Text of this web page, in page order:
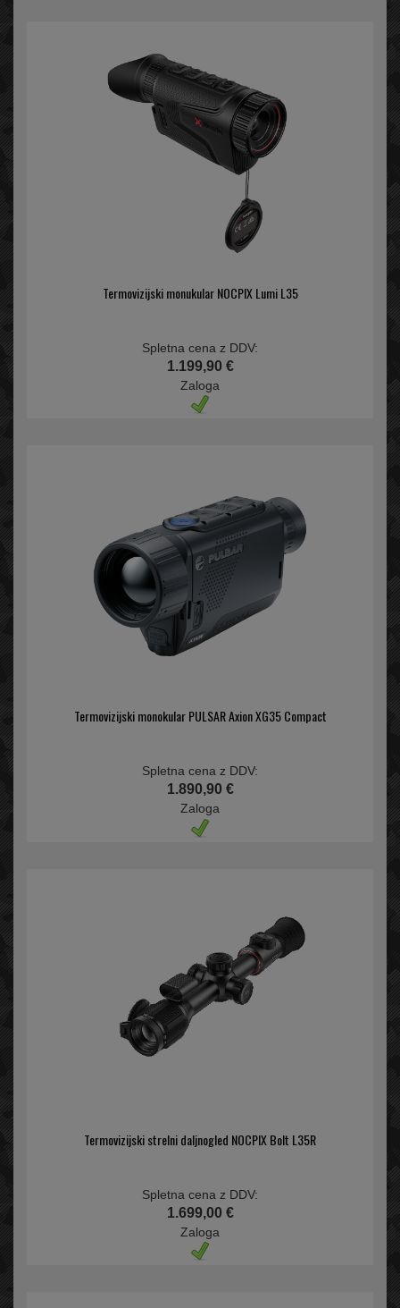
Termovizijski monukular NOCPIX Lumi L35
Spletna cena z DDV:
1.199,90 €
Zaloga
Termovizijski monokular PULSAR Axion XG35 Compact
Spletna cena z DDV:
1.890,90 €
Zaloga
Termovizijski strelni daljnogled NOCPIX Bolt L35R
Spletna cena z DDV:
1.699,00 €
Zaloga